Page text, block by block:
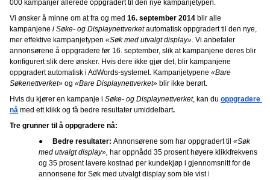
000 kampanjer allerede oppgradert til den nye kampanjetypen.
Vi ønsker å minne om at fra og med 16. september 2014 blir alle
kampanjene i Søke- og Displaynettverket automatisk oppgradert til den nye,
mer effektive kampanjetypen «Søk med utvalgt display». Vi anbefaler
annonsørene å oppgradere før 16. september, slik at kampanjene deres blir
konfigurert slik dere ønsker. Hvis dere ikke gjør det, blir kampanjene
oppgradert automatisk i AdWords-systemet. Kampanjetypene «Bare
Søkenettverket» og «Bare Displaynettverket» blir ikke berørt.
Hvis du kjører en kampanje i Søke- og Displaynettverket, kan du oppgradere
nå med ett klikk og få bedre resultater umiddelbart.
Tre grunner til å oppgradere nå:
●
Bedre resultater: Annonsørene som har oppgradert til «Søk
med utvalgt display», har oppnådd 35 prosent høyere klikkfrekvens
og 35 prosent lavere kostnad per kundekjøp i gjennomsnitt for de
annonsene for Søk med utvalgt display som ble vist